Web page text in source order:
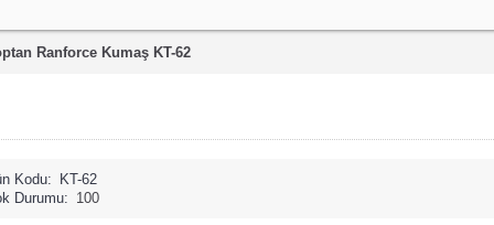
Ranforce Kumaş KT-62
Kodu:
KT-62
Durumu: 100